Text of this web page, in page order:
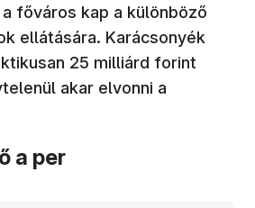
főváros kap a különböző
ellátására. Karácsonyék
25 milliárd forint
akar elvonni a
a per